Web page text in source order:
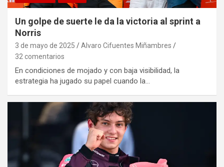
Un golpe de suerte le da la victoria al sprint a
Norris
3 de mayo de 2025
Alvaro Cifuentes Miñambres
32 comentarios
En condiciones de mojado y con baja visibilidad, la
estrategia ha jugado su papel cuando la…